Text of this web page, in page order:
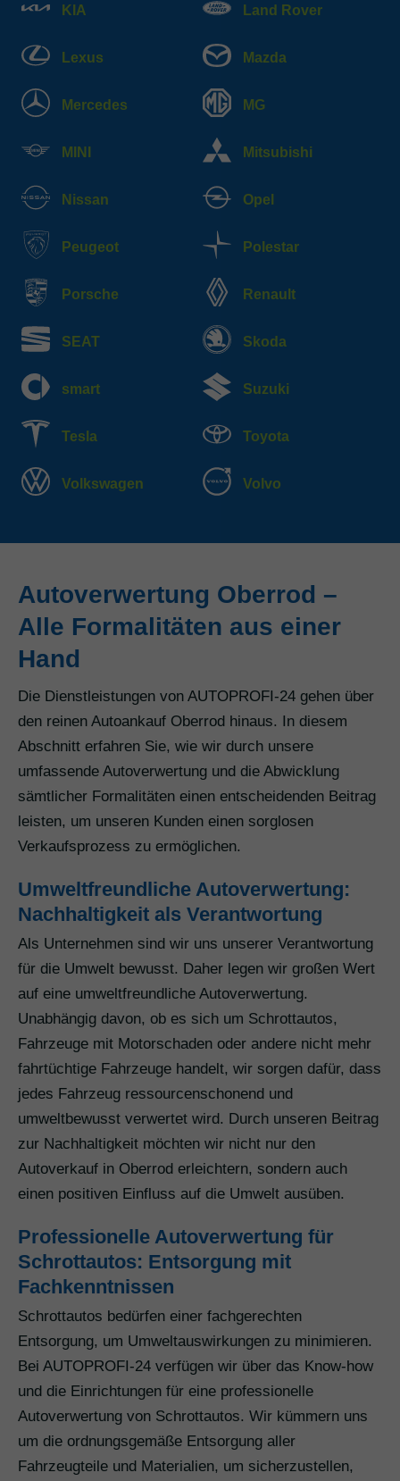
KIA Land Rover
Lexus Mazda
Mercedes MG
MINI Mitsubishi
Nissan Opel
Peugeot Polestar
Porsche Renault
SEAT Skoda
smart Suzuki
Tesla Toyota
Volkswagen Volvo
Autoverwertung Oberrod –
Alle Formalitäten aus einer
Hand
Die Dienstleistungen von AUTOPROFI-24 gehen über
den reinen Autoankauf Oberrod hinaus. In diesem
Abschnitt erfahren Sie, wie wir durch unsere
umfassende Autoverwertung und die Abwicklung
sämtlicher Formalitäten einen entscheidenden Beitrag
leisten, um unseren Kunden einen sorglosen
Verkaufsprozess zu ermöglichen.
Umweltfreundliche Autoverwertung:
Nachhaltigkeit als Verantwortung
Als Unternehmen sind wir uns unserer Verantwortung
für die Umwelt bewusst. Daher legen wir großen Wert
auf eine umweltfreundliche Autoverwertung.
Unabhängig davon, ob es sich um Schrottautos,
Fahrzeuge mit Motorschaden oder andere nicht mehr
fahrtüchtige Fahrzeuge handelt, wir sorgen dafür, dass
jedes Fahrzeug ressourcenschonend und
umweltbewusst verwertet wird. Durch unseren Beitrag
zur Nachhaltigkeit möchten wir nicht nur den
Autoverkauf in Oberrod erleichtern, sondern auch
einen positiven Einfluss auf die Umwelt ausüben.
Professionelle Autoverwertung für
Schrottautos: Entsorgung mit
Fachkenntnissen
Schrottautos bedürfen einer fachgerechten
Entsorgung, um Umweltauswirkungen zu minimieren.
Bei AUTOPROFI-24 verfügen wir über das Know-how
und die Einrichtungen für eine professionelle
Autoverwertung von Schrottautos. Wir kümmern uns
um die ordnungsgemäße Entsorgung aller
Fahrzeugteile und Materialien, um sicherzustellen,